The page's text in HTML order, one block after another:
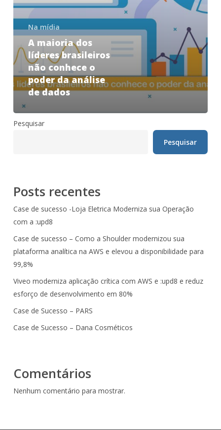
Na mídia
A maioria dos
líderes brasileiros
não conhece o
poder da análise
de dados
Pesquisar
Pesquisar
Posts recentes
Case de sucesso -Loja Eletrica Moderniza sua Operação
com a :upd8
Case de sucesso – Como a Shoulder modernizou sua
plataforma analítica na AWS e elevou a disponibilidade para
99,8%
Viveo moderniza aplicação crítica com AWS e :upd8 e reduz
esforço de desenvolvimento em 80%
Case de Sucesso – PARS
Case de Sucesso – Dana Cosméticos
Comentários
Nenhum comentário para mostrar.